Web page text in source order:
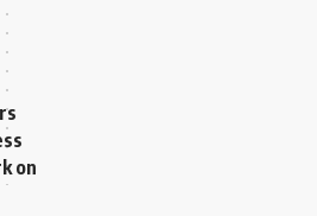
on